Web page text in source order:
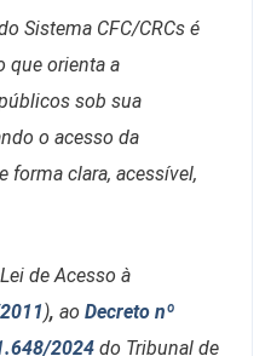
Sistema CFC/CRCs é
que orienta a
sob sua
o acesso da
forma clara, acessível,
de Acesso à
), ao Decreto nº
2024 do Tribunal de